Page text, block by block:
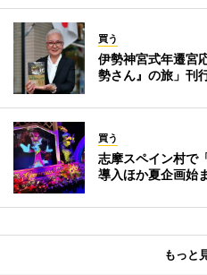
買う
伊勢神宮式年遷宮
勢さん』の旅」刊
買う
志摩スペイン村で
導入ほか夏企画始
もっと